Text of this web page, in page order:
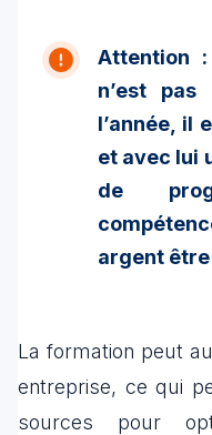
Attention
n’est
l’année, il
et avec lui
de
argent
La formation peut
entreprise, ce qui
sources pour